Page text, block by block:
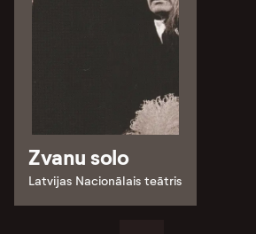
Zvanu solo
Latvijas Nacionālais teātris